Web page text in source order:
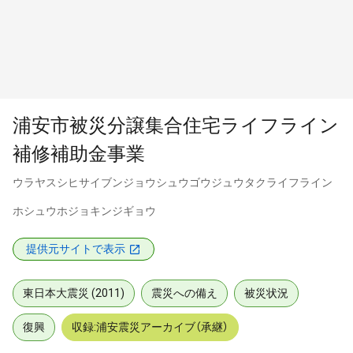
浦安市被災分譲集合住宅ライフライン
補修補助金事業
ウラヤスシヒサイブンジョウシュウゴウジュウタクライフライン
ホシュウホジョキンジギョウ
提供元サイトで表示
東日本大震災 (2011) 震災への備え 被災状況
復興 収録:浦安震災アーカイブ（承継）